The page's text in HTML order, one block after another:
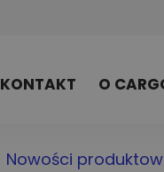
KONTAKT O
Nowości